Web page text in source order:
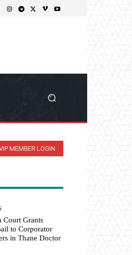
MEMBER LOGIN
Court Grants
to Corporator
in Thane Doctor